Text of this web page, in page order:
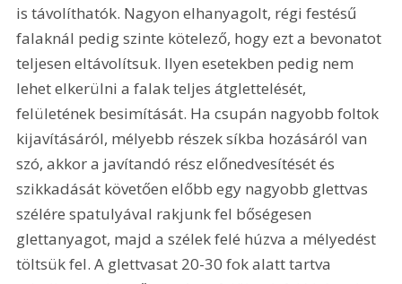
is távolíthatók. Nagyon elhanyagolt, régi festésű
falaknál pedig szinte kötelező, hogy ezt a bevonatot
teljesen eltávolítsuk. Ilyen esetekben pedig nem
lehet elkerülni a falak teljes átglettelését,
felületének besimítását. Ha csupán nagyobb foltok
kijavításáról, mélyebb részek síkba hozásáról van
szó, akkor a javítandó rész előnedvesítését és
szikkadását követően előbb egy nagyobb glettvas
szélére spatulyával rakjunk fel bőségesen
glettanyagot, majd a szélek felé húzva a mélyedést
töltsük fel. A glettvasat 20-30 fok alatt tartva